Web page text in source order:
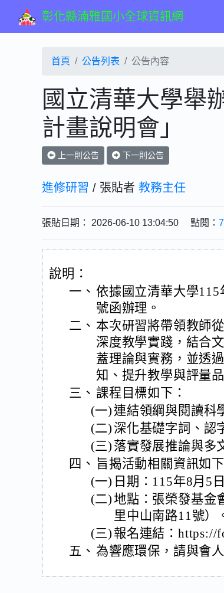
彰化縣湳雅國小全球資訊網
首頁 公告列表 公告內容
國立清華大學舉
計畫說明會」
上一則公告 下一則公告
進修研習 / 張貼者 教務主任
張貼日期： 2026-06-10 13:04:50 點閱：
說明：
一、 依據國立清華大學
號函辦理。
二、 本次研習將帶領教師
深度教學實踐，結合
蓋理論與實務，並透
知、提升教學與評量
三、 課程目標如下：
(一) 連結領綱與閱讀科
(二) 深化基礎字詞、認
(三) 落實發展推論與多
四、 旨揭活動相關資訊如下
(一) 日期：115年8月5
(二)地點：張榮發基金
里中山南路11號）
(三) 報名連結：https://
五、 為響應環保，請與會